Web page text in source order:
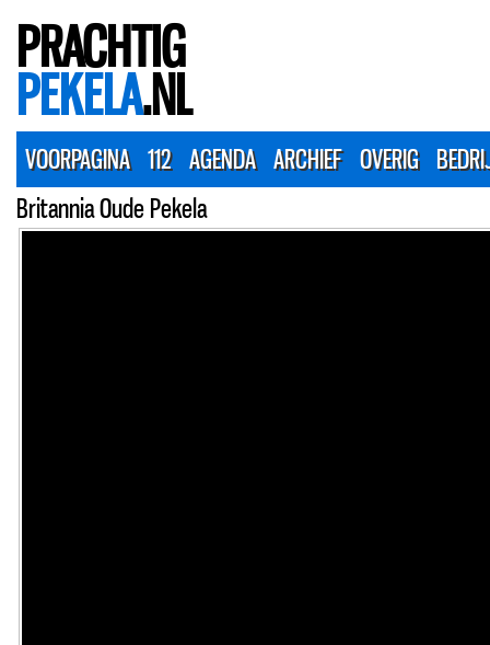
PRACHTIG
PEKELA.NL
VOORPAGINA 112 AGENDA ARCHIEF OVERIG
Britannia Oude Pekela